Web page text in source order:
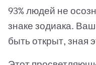
93% людей не
знаке зодиака.
быть открыт, зная